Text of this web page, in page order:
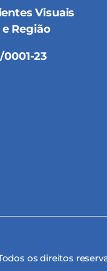
Visuais
Região
0001-23
os direitos